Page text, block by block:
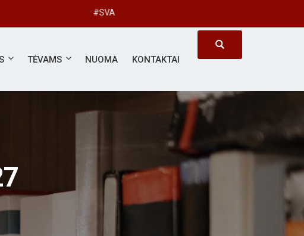
#SVARBUS KIEKVIENAS
TĖVAMS NUOMA KONTAKTAI